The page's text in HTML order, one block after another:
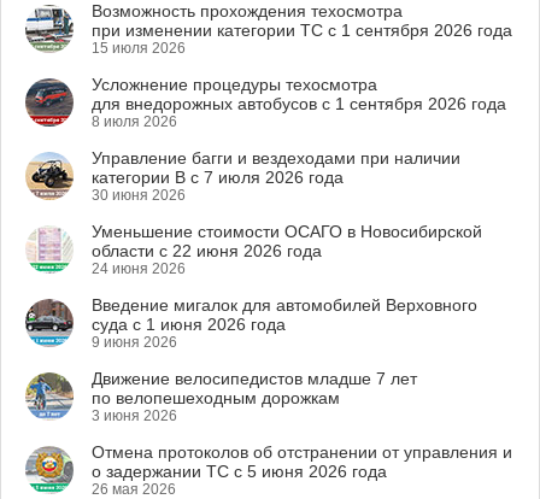
Возможность прохождения техосмотра
при изменении категории ТС с 1 сентября 2026 года
15 июля 2026
Усложнение процедуры техосмотра
для внедорожных автобусов с 1 сентября 2026 года
8 июля 2026
Управление багги и вездеходами при наличии
категории B с 7 июля 2026 года
30 июня 2026
Уменьшение стоимости ОСАГО в Новосибирской
области с 22 июня 2026 года
24 июня 2026
Введение мигалок для автомобилей Верховного
суда с 1 июня 2026 года
9 июня 2026
Движение велосипедистов младше 7 лет
по велопешеходным дорожкам
3 июня 2026
Отмена протоколов об отстранении от управления и
о задержании ТС с 5 июня 2026 года
26 мая 2026